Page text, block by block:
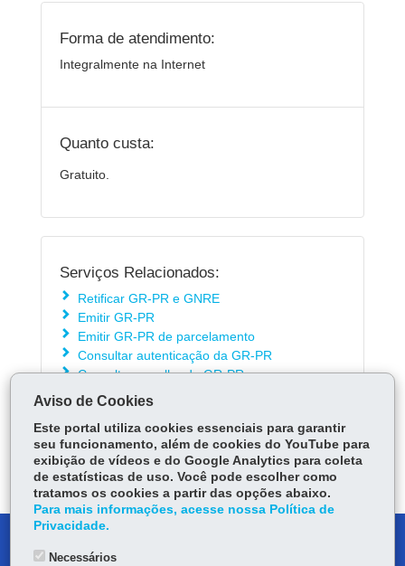
Forma de atendimento:
Integralmente na Internet
Quanto custa:
Gratuito.
Serviços Relacionados:
Retificar GR-PR e GNRE
Emitir GR-PR
Emitir GR-PR de parcelamento
Consultar autenticação da GR-PR
Consultar espelho da GR-PR
ÓRGÃO RESPONSÁVEL
DEIXE SUA OPINIÃO
Aviso de Cookies
Este portal utiliza cookies essenciais para garantir
seu funcionamento, além de cookies do YouTube para
exibição de vídeos e do Google Analytics para coleta
de estatísticas de uso. Você pode escolher como
tratamos os cookies a partir das opções abaixo.
Para mais informações, acesse nossa Política de
Privacidade.
Necessários